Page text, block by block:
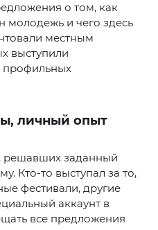
о том, как
молодежь и чего здесь
местным
выступили
профильных
личный опыт
решавших заданный
Кто-то выступал за то,
фестивали, другие
аккаунт в
все предложения